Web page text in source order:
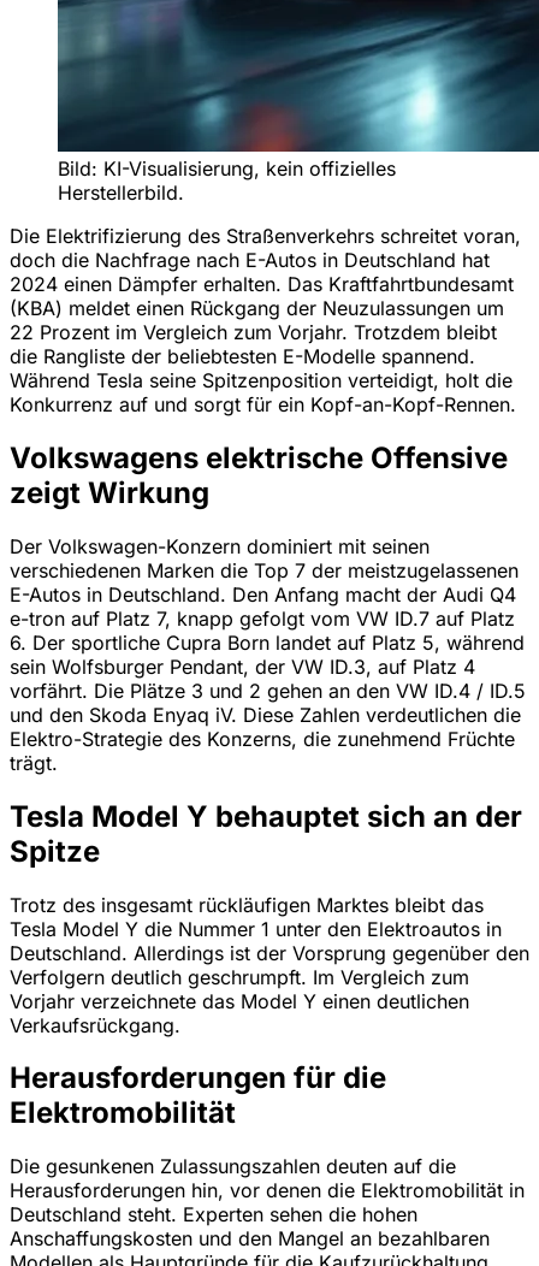
Bild: KI-Visualisierung, kein offizielles
Herstellerbild.
Die Elektrifizierung des Straßenverkehrs schreitet voran,
doch die Nachfrage nach E-Autos in Deutschland hat
2024 einen Dämpfer erhalten. Das Kraftfahrtbundesamt
(KBA) meldet einen Rückgang der Neuzulassungen um
22 Prozent im Vergleich zum Vorjahr. Trotzdem bleibt
die Rangliste der beliebtesten E-Modelle spannend.
Während Tesla seine Spitzenposition verteidigt, holt die
Konkurrenz auf und sorgt für ein Kopf-an-Kopf-Rennen.
Volkswagens elektrische Offensive
zeigt Wirkung
Der Volkswagen-Konzern dominiert mit seinen
verschiedenen Marken die Top 7 der meistzugelassenen
E-Autos in Deutschland. Den Anfang macht der Audi Q4
e-tron auf Platz 7, knapp gefolgt vom VW ID.7 auf Platz
6. Der sportliche Cupra Born landet auf Platz 5, während
sein Wolfsburger Pendant, der VW ID.3, auf Platz 4
vorfährt. Die Plätze 3 und 2 gehen an den VW ID.4 / ID.5
und den Skoda Enyaq iV. Diese Zahlen verdeutlichen die
Elektro-Strategie des Konzerns, die zunehmend Früchte
trägt.
Tesla Model Y behauptet sich an der
Spitze
Trotz des insgesamt rückläufigen Marktes bleibt das
Tesla Model Y die Nummer 1 unter den Elektroautos in
Deutschland. Allerdings ist der Vorsprung gegenüber den
Verfolgern deutlich geschrumpft. Im Vergleich zum
Vorjahr verzeichnete das Model Y einen deutlichen
Verkaufsrückgang.
Herausforderungen für die
Elektromobilität
Die gesunkenen Zulassungszahlen deuten auf die
Herausforderungen hin, vor denen die Elektromobilität in
Deutschland steht. Experten sehen die hohen
Anschaffungskosten und den Mangel an bezahlbaren